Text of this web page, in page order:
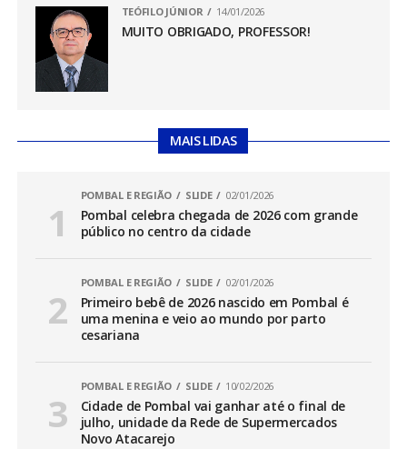
TEÓFILO JÚNIOR 14/01/2026
MUITO OBRIGADO, PROFESSOR!
MAIS LIDAS
POMBAL E REGIÃO SLIDE 02/01/2026
Pombal celebra chegada de 2026 com grande
público no centro da cidade
POMBAL E REGIÃO SLIDE 02/01/2026
Primeiro bebê de 2026 nascido em Pombal é
uma menina e veio ao mundo por parto
cesariana
POMBAL E REGIÃO SLIDE 10/02/2026
Cidade de Pombal vai ganhar até o final de
julho, unidade da Rede de Supermercados
Novo Atacarejo